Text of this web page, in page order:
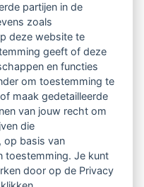
keurmerk)
partijen in de
zoals
deze website te
geeft of deze
en functies
om toestemming te
maak gedetailleerde
van jouw recht om
die
op basis van
toestemming. Je kunt
door op de Privacy